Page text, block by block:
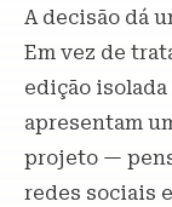
A decisão dá
Em vez de
edição
apresentam
projeto —
redes sociais